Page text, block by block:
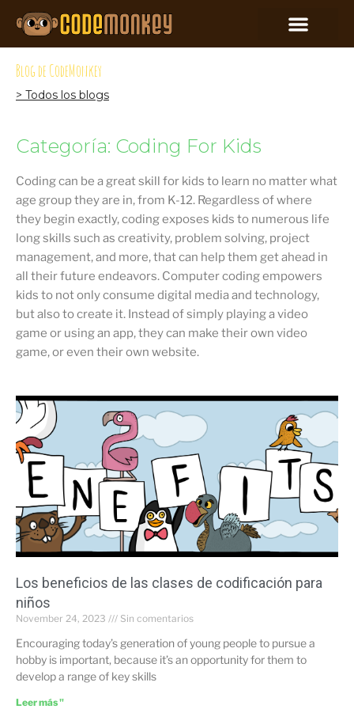
Blog de CodeMonkey
> Todos los blogs
Categoría: Coding For Kids
Coding can be a great skill for kids to learn no matter what
age group they are in, from K-12. Regardless of where
they begin exactly, coding exposes kids to numerous life
long skills such as creativity, problem solving, project
management, and more, that can help them get ahead in
all their future endeavors. Computer coding empowers
kids to not only consume digital media and technology,
but also to create it. Instead of simply playing a video
game or using an app, they can make their own video
game, or even their own website.
Los beneficios de las clases de codificación para
niños
November 24, 2023 Sin comentarios
Encouraging today’s generation of young people to pursue a
hobby is important, because it’s an opportunity for them to
develop a range of key skills
Leer más "